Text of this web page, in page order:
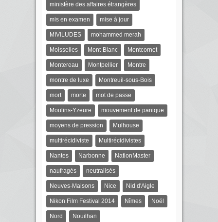
ministère des affaires étrangères
mis en examen mise à jour
MIVILUDES mohammed merah
Moisselles Mont-Blanc Montcornet
Montereau Montpellier Montre
montre de luxe Montreuil-sous-Bois
mort morte mot de passe
Moulins-Yzeure mouvement de panique
moyens de pression Mulhouse
multirécidiviste Multirécidivistes
Nantes Narbonne NationMaster
naufragés neutralisés
Neuves-Maisons Nice Nid d'Aigle
Nikon Film Festival 2014 Nîmes Noël
Nord Nouilhan